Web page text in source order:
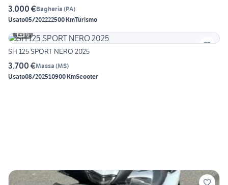
3.000 €Bagheria (PA)
Usato05/202222500 KmTurismo
6
SH 125 SPORT NERO 2025
3.700 €Massa (MS)
Usato08/202510900 KmScooter